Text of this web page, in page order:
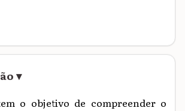
▾
o objetivo de compreender o